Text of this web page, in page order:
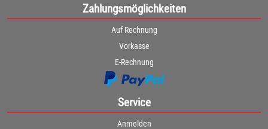
Zahlungsmöglichkeiten
Auf Rechnung
Vorkasse
E-Rechnung
Service
Anmelden